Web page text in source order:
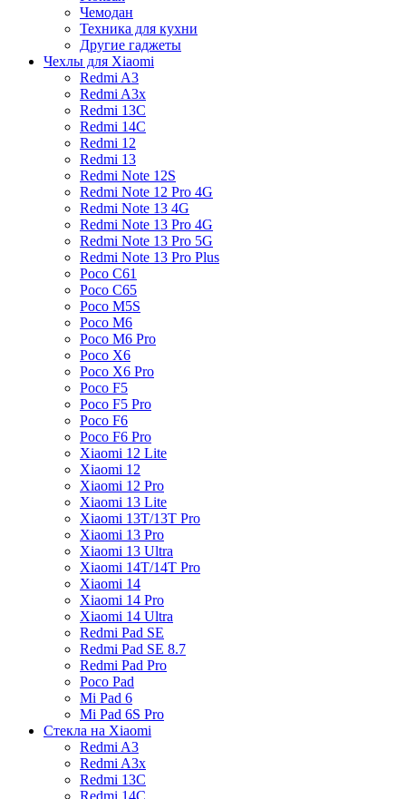
Чемодан
Техника для кухни
Другие гаджеты
Чехлы для Xiaomi
Redmi A3
Redmi A3x
Redmi 13C
Redmi 14C
Redmi 12
Redmi 13
Redmi Note 12S
Redmi Note 12 Pro 4G
Redmi Note 13 4G
Redmi Note 13 Pro 4G
Redmi Note 13 Pro 5G
Redmi Note 13 Pro Plus
Poco C61
Poco C65
Poco M5S
Poco M6
Poco M6 Pro
Poco X6
Poco X6 Pro
Poco F5
Poco F5 Pro
Poco F6
Poco F6 Pro
Xiaomi 12 Lite
Xiaomi 12
Xiaomi 12 Pro
Xiaomi 13 Lite
Xiaomi 13T/13T Pro
Xiaomi 13 Pro
Xiaomi 13 Ultra
Xiaomi 14T/14T Pro
Xiaomi 14
Xiaomi 14 Pro
Xiaomi 14 Ultra
Redmi Pad SE
Redmi Pad SE 8.7
Redmi Pad Pro
Poco Pad
Mi Pad 6
Mi Pad 6S Pro
Стекла на Xiaomi
Redmi A3
Redmi A3x
Redmi 13C
Redmi 14C